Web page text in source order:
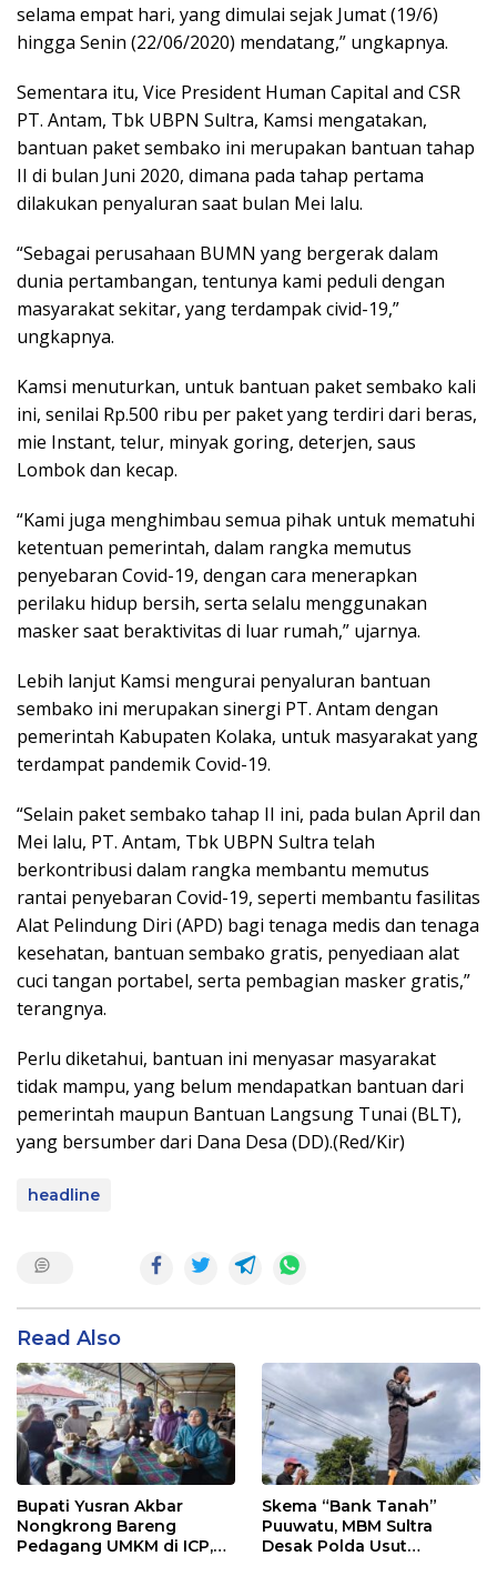
selama empat hari, yang dimulai sejak Jumat (19/6)
hingga Senin (22/06/2020) mendatang,” ungkapnya.
Sementara itu, Vice President Human Capital and CSR
PT. Antam, Tbk UBPN Sultra, Kamsi mengatakan,
bantuan paket sembako ini merupakan bantuan tahap
II di bulan Juni 2020, dimana pada tahap pertama
dilakukan penyaluran saat bulan Mei lalu.
“Sebagai perusahaan BUMN yang bergerak dalam
dunia pertambangan, tentunya kami peduli dengan
masyarakat sekitar, yang terdampak civid-19,”
ungkapnya.
Kamsi menuturkan, untuk bantuan paket sembako kali
ini, senilai Rp.500 ribu per paket yang terdiri dari beras,
mie Instant, telur, minyak goring, deterjen, saus
Lombok dan kecap.
“Kami juga menghimbau semua pihak untuk mematuhi
ketentuan pemerintah, dalam rangka memutus
penyebaran Covid-19, dengan cara menerapkan
perilaku hidup bersih, serta selalu menggunakan
masker saat beraktivitas di luar rumah,” ujarnya.
Lebih lanjut Kamsi mengurai penyaluran bantuan
sembako ini merupakan sinergi PT. Antam dengan
pemerintah Kabupaten Kolaka, untuk masyarakat yang
terdampat pandemik Covid-19.
“Selain paket sembako tahap II ini, pada bulan April dan
Mei lalu, PT. Antam, Tbk UBPN Sultra telah
berkontribusi dalam rangka membantu memutus
rantai penyebaran Covid-19, seperti membantu fasilitas
Alat Pelindung Diri (APD) bagi tenaga medis dan tenaga
kesehatan, bantuan sembako gratis, penyediaan alat
cuci tangan portabel, serta pembagian masker gratis,”
terangnya.
Perlu diketahui, bantuan ini menyasar masyarakat
tidak mampu, yang belum mendapatkan bantuan dari
pemerintah maupun Bantuan Langsung Tunai (BLT),
yang bersumber dari Dana Desa (DD).(Red/Kir)
headline
Read Also
Bupati Yusran Akbar
Nongkrong Bareng
Pedagang UMKM di ICP,
Skema “Bank Tanah”
Puuwatu, MBM Sultra
Desak Polda Usut